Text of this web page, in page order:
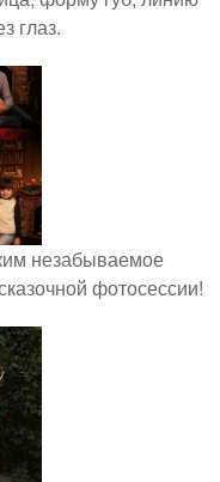
глаз.
незабываемое
фотосессии!